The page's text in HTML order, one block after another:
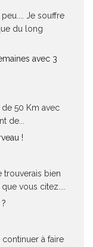
Je souffre
du long
avec 3
50 Km avec
de...
!
trouverais bien
vous citez....
à faire